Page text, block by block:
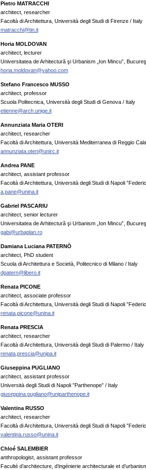
Pietro MATRACCHI
architect, researcher
Facoltà di Architettura, Università degli Studi di Firenze / Italy
matracchi@tin.it
Horia MOLDOVAN
architect, lecturer
Universitatea de Arhitectură şi Urbanism „Ion Mincu”,
horia.moldovan@yahoo.com
Stefano Francesco MUSSO
architect, professor
Scuola Politecnica, Università degli Studi di Genova / Italy
etienne@arch.unige.it
Annunziata Maria OTERI
architect, researcher
Facoltà di Architettura, Università Mediterranea di Reggio
annunziata.oteri@unirc.it
Andrea PANE
architect, assistant professor
Facoltà di Architettura, Università degli Studi di Napoli
a.pane@unina.it
Gabriel PASCARIU
architect, senior lecturer
Universitatea de Arhitectură şi Urbanism „Ion Mincu”,
gabi@urbaplan.ro
Damiana Luciana PATERNÒ
architect, PhD student
Scuola di Architettura e Società, Politecnico di Milano / Italy
dpatern@libero.it
Renata PICONE
architect, associate professor
Facoltà di Architettura, Università degli Studi di Napoli
renata.picone@unina.it
Renata PRESCIA
architect, researcher
Facoltà di Architettura, Università degli Studi di Palermo / Italy
renata.prescia@unipa.it
Giuseppina PUGLIANO
architect, assistant professor
Università degli Studi di Napoli ”Parthenope” / Italy
giuseppina.pugliano@uniparthenope.it
Valentina RUSSO
architect, researcher
Facoltà di Architettura, Università degli Studi di Napoli
valentina.russo@unina.it
Chloé SALEMBIER
anthropologist, assistant professor
Faculté d’architecture, d’ingénierie architecturale et